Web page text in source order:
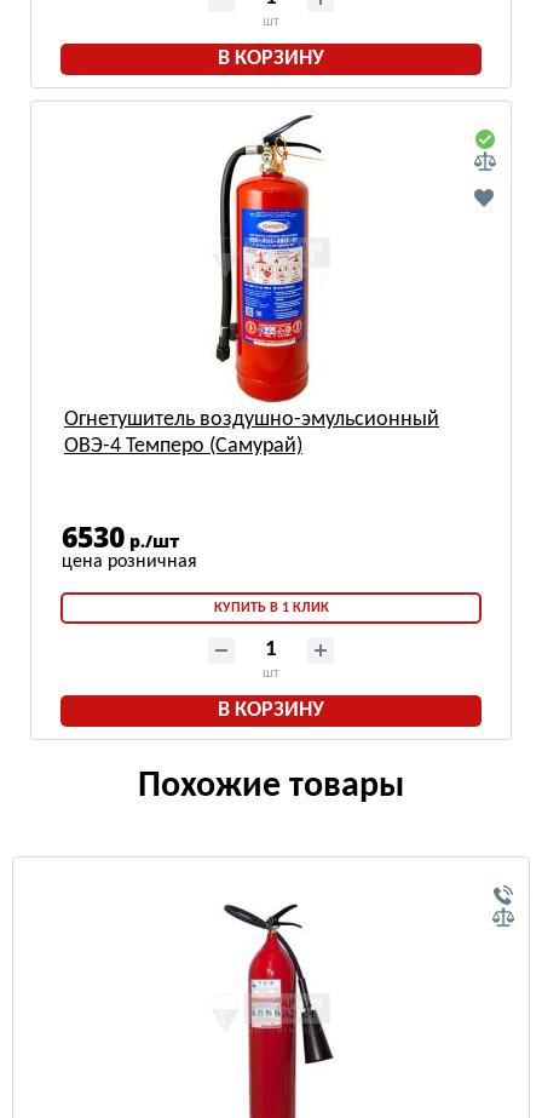
шт
В КОРЗИНУ
Огнетушитель воздушно-эмульсионный
ОВЭ-4 Темперо (Самурай)
6530 р./шт
КУПИТЬ В 1 КЛИК
шт
В КОРЗИНУ
Похожие товары